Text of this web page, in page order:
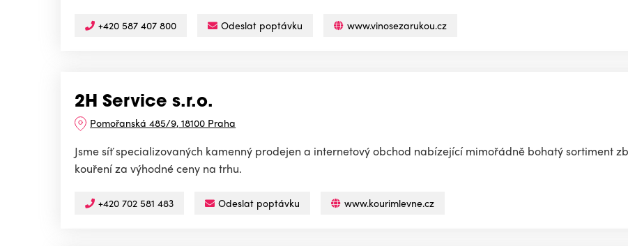
+420 587 407 800 Odeslat poptávku www.vinosezarukou.cz
2H Service s.r.o.
Pomořanská 485/9, 18100 Praha
Jsme síť specializovaných kamenný prodejen a internetový obchod nabízející mimořádně bohatý sortiment
kouření za výhodné ceny na trhu.
+420 702 581 483 Odeslat poptávku www.kourimlevne.cz